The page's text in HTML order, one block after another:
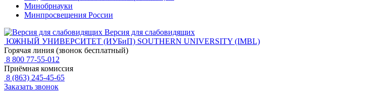
Минобрнауки
Минпросвещения России
Версия для слабовидящих
ЮЖНЫЙ УНИВЕРСИТЕТ (ИУБиП) SOUTHERN UNIVERSITY (IMBL)
Горячая линия (звонок бесплатный)
8 800 77-55-012
Приёмная комиссия
8 (863) 245-45-65
Заказать звонок